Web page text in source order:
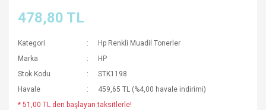
478,80 TL
Kategori
Hp Renkli Muadil Tonerler
Marka
HP
Stok Kodu
STK1198
Havale
459,65 TL (%4,00 havale indirimi)
* 51,00 TL den başlayan taksitlerle!